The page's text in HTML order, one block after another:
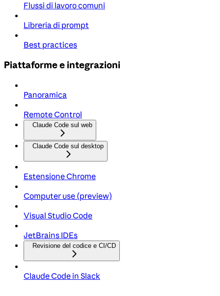
Flussi di lavoro comuni
Libreria di prompt
Best practices
Piattaforme e integrazioni
Panoramica
Remote Control
Claude Code sul web
Claude Code sul desktop
Estensione Chrome
Computer use (preview)
Visual Studio Code
JetBrains IDEs
Revisione del codice e CI/CD
Claude Code in Slack